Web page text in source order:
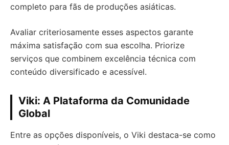
completo para fãs de produções asiáticas.
Avaliar criteriosamente esses aspectos garante
máxima satisfação com sua escolha. Priorize
serviços que combinem excelência técnica com
conteúdo diversificado e acessível.
Viki: A Plataforma da Comunidade
Global
Entre as opções disponíveis, o Viki destaca-se como